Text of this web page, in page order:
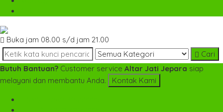
Buka jam 08.00 s/d jam 21.00
Cari
Butuh Bantuan? Customer service Altar Jati Jepara siap
melayani dan membantu Anda.
Kontak Kami